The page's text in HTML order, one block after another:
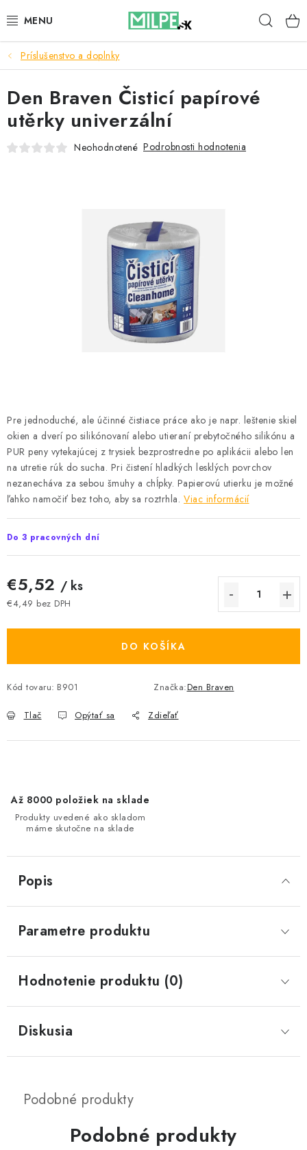
na
STREŠNÉ OKNÁ
PODKROVNÉ SCHODY
DOM A ZÁHRADA
Reklamace a vrácení zboží
Zásady používania súborov cookie
Podmínky ochrany osobních údajů
Obchodní podmínky
Príslušenstvo a doplnky
Pre jednoduché, ale účinné čistiace práce ako je napr. leštenie skiel
okien a dverí po silikónovaní alebo utieraní prebytočného silikónu a
PUR peny vytekajúcej z trysiek bezprostredne po aplikácii alebo len
na utretie rúk do sucha. Pri čistení hladkých lesklých povrchov
nezanecháva za sebou šmuhy a chĺpky. Papierovú utierku je možné
ľahko namočiť bez toho, aby sa roztrhla. Viac informácií
Do 3 pracovných dní
€5,52 / ks
€4,49 bez DPH
DO KOŠÍKA
Kód tovaru: B901 Značka:Den Braven
Tlač Opýtať sa Zdieľať
Den Braven Čisticí papírové
utěrky univerzální
Neohodnotené Podrobnosti hodnotenia
Až 8000 položiek na sklade
Produkty uvedené ako skladom
máme skutočne na sklade
Popis
Parametre produktu
Hodnotenie produktu (0)
Diskusia
Podobné produkty